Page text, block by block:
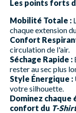
Les points forts
Mobilité Totale :
chaque extension
Confort
circulation de l'air.
Séchage Rapide :
rester au sec plus
Style Énergique :
votre silhouette.
Dominez chaque
confort du T-